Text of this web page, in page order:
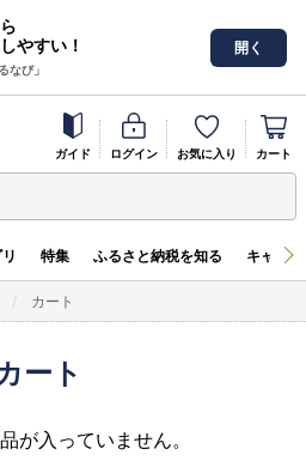
やすい！
なび」
開く
ガイド ログイン お気に入り カート
特集 ふるさと納税を知る キャン
カート
ート
が入っていません。